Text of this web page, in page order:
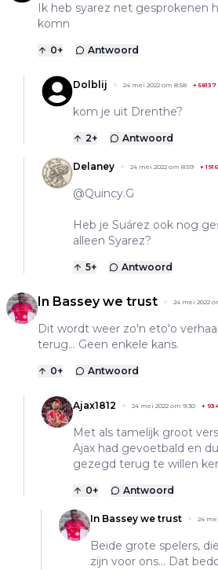
Ik heb syarez net gesprokenen
komn
0+ Antwoord
Dolblij 24 mei 2022 om 8:58 +58137
kom je uit Drenthe?
2+ Antwoord
Delaney 24 mei 2022 om 8:59 +
@Quincy.G
Heb je Suárez ook nog
alleen Syarez?
5+ Antwoord
In Bassey we trust 24 mei 2022
Dit wordt weer zo'n eto'o
terug... Geen enkele kans.
0+ Antwoord
Ajax1812 24 mei 2022 om 9:30 +
Met als tamelijk groot
Ajax had gevoetbald en
gezegd terug te willen
0+ Antwoord
In Bassey we trust 24
Beide grote spelers,
zijn voor ons... Dat